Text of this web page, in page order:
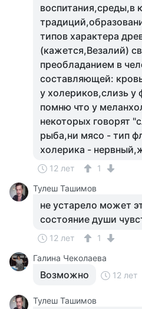
воспитания,среды,в
типов характера
(кажется,Везалий)
преобладанием в
составляющей:
у холериков,слизь у
помню что у
некоторых говорят
рыба,ни мясо - тип
холерика -
12 лет
1
Тулеш Ташимов
не устарело может
состояние души
12 лет
1
Галина Чеколаева
Возможно 12 лет
Тулеш Ташимов